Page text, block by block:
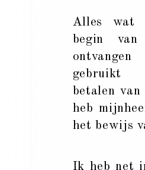
Alles wat
begin
gebruikt
betalen
heb
het bewijs
Ik heb net